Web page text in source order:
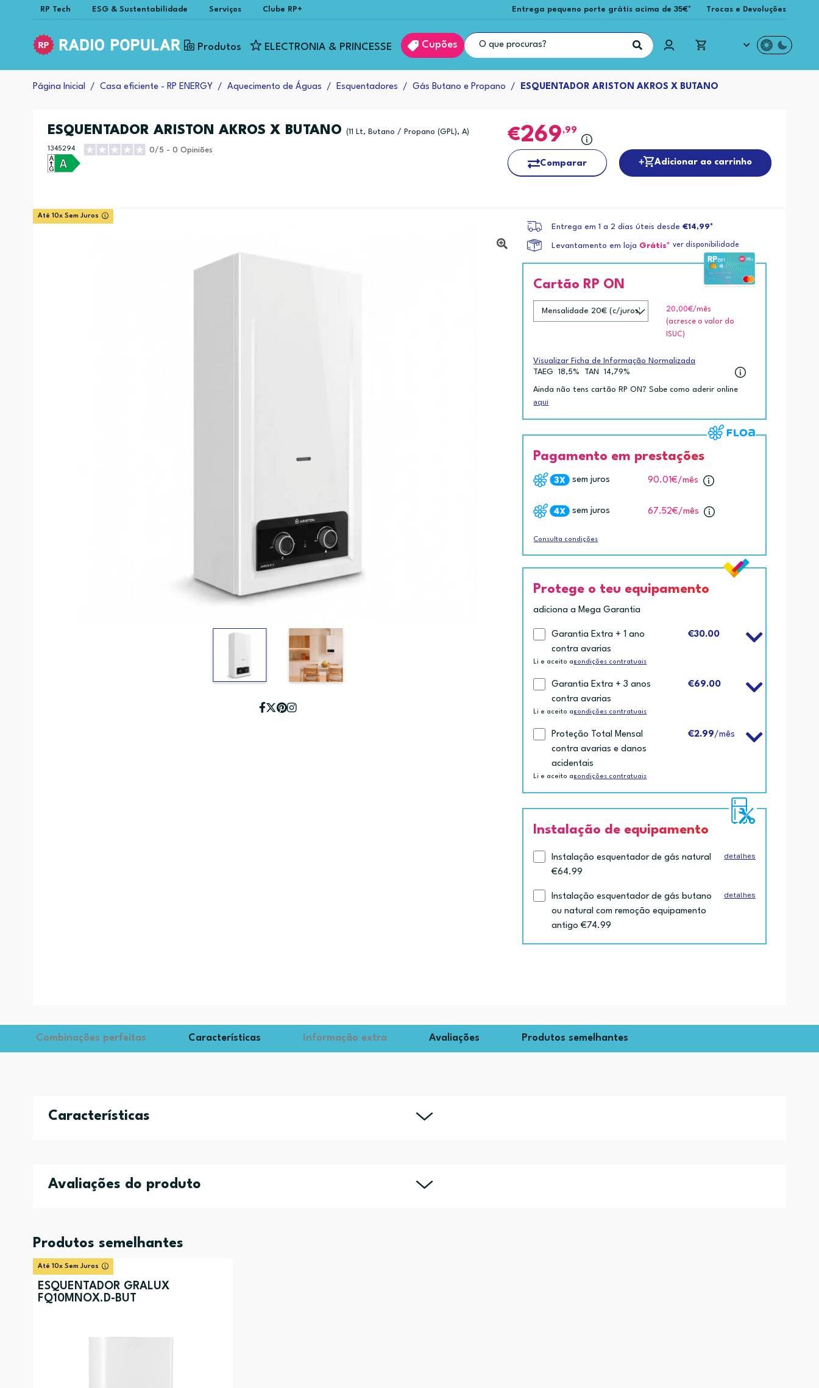
RP Tech ESG & Sustentabilidade Serviços Clube RP+ Entrega pequeno porte grátis acima de 35€* Trocas e Devoluções
Produtos ELECTRONIA & PRINCESSE Cupões
Página Inicial Casa eficiente - RP ENERGY Aquecimento de Águas Esquentadores Gás Butano e Propano ESQUENTADOR ARISTON AKROS X BUTANO
ESQUENTADOR ARISTON AKROS X BUTANO (11 Lt, Butano / Propano (GPL), A)
1345294 0/5 - 0 Opiniões
269 ,99
Comparar Adicionar ao carrinho
Até 10x Sem Juros
Entrega em 1 a 2 dias úteis desde€14,99*
Levantamento em loja Grátis* ver disponibilidade
Cartão RP ON
20,00€/mês
(acresce o valor do
ISUC)
Visualizar Ficha de Informação Normalizada
TAEG
18,5% TAN 14,79%
Ainda não tens cartão RP ON? Sabe como aderir online
aqui
Pagamento em prestações
sem juros 90.01€/mês
sem juros 67.52€/mês
Consulta condições
Protege o teu equipamento
adiciona a Mega Garantia
Garantia Extra + 1 ano
contra avarias
€30.00
Li e aceito ascondições contratuais
Garantia Extra + 3 anos
contra avarias
€69.00
Li e aceito ascondições contratuais
Proteção Total Mensal
contra avarias e danos
acidentais
€2.99/mês
Li e aceito ascondições contratuais
Instalação de equipamento
Instalação esquentador de gás natural
€64.99
detalhes
Instalação esquentador de gás butano
ou natural com remoção equipamento
antigo €74.99
detalhes
Combinações perfeitas Características Informação extra Avaliações Produtos semelhantes
Características
Avaliações do produto
Produtos semelhantes
Até 10x Sem Juros
ESQUENTADOR GRALUX
FQ10MNOX.D-BUT